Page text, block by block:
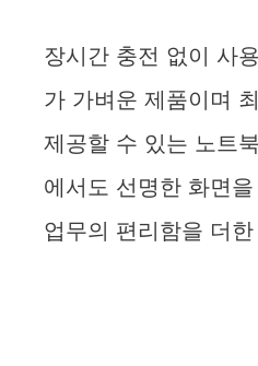
i
장시간 충전 없이 사
가 가벼운 제품이며
제공할 수 있는 노트
에서도 선명한 화면
업무의 편리함을 더